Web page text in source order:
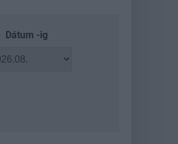
Dátum -ig